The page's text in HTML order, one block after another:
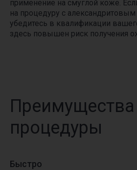
применение на смуглой коже.
на процедуру с
убедитесь в квалификации
здесь повышен риск получения
Преимущества
процедуры
Быстро
Ваше имя*
Согласие с политикой обработки персональных данных
согласие на получение рекламной и информационной
рассылки